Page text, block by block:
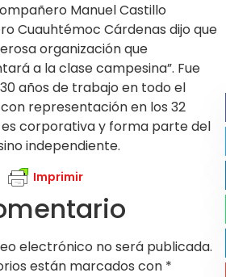
Manuel Castillo
Cuauhtémoc Cárdenas dijo que
organización que
a la clase campesina”. Fue
años de trabajo en todo el
representación en los 32
corporativa y forma parte del
independiente.
Imprimir
electrónico no será publicada.
están marcados con *